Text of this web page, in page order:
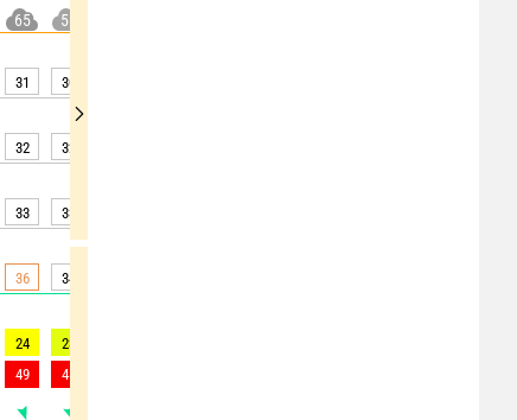
65 55
31 30
32 32
33 33
36 34
24 23
49 48